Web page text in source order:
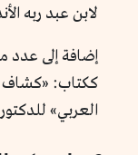
لابن عبد ربه
إضافة إلى عدد
ككتاب: «كشاف
العربي»